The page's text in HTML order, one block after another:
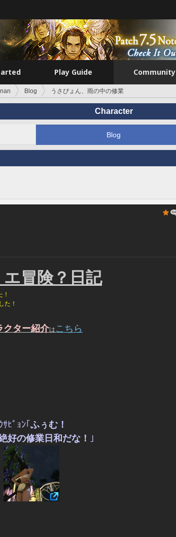
Play Guide Community
Blog うさぴょん、雨の中の修業
Character
Blog
冒険？日記
た！
クター紹介は こちら
ｻﾋﾟｮﾝ｢ ふぅむ！
好の修業日和だな！ ｣